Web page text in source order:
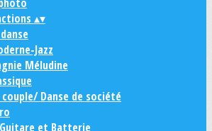
▴▾
Jazz
Méludine
couple/ Danse de société
et Batterie